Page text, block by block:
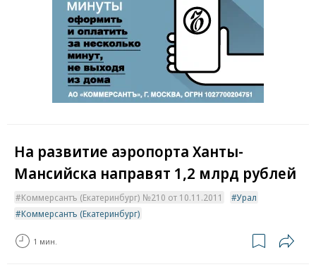
На развитие аэропорта Ханты-
Мансийска направят 1,2 млрд рублей
Коммерсантъ (Екатеринбург) №210 от 10.11.2011
Урал
Коммерсантъ (Екатеринбург)
1 мин.